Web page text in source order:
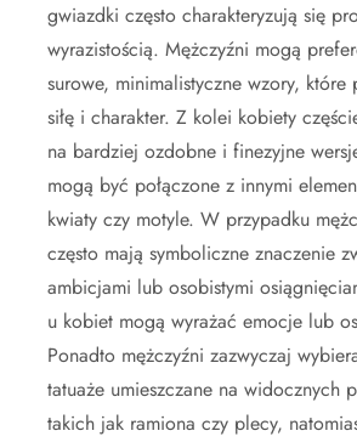
gwiazdki często charakteryzują się
wyrazistością. Mężczyźni mogą
surowe, minimalistyczne wzory, które
siłę i charakter. Z kolei kobiety
na bardziej ozdobne i finezyjne
mogą być połączone z innymi
kwiaty czy motyle. W przypadku
często mają symboliczne znaczenie
ambicjami lub osobistymi
u kobiet mogą wyrażać emocje lub
Ponadto mężczyźni zazwyczaj
tatuaże umieszczane na widocznych
takich jak ramiona czy plecy,